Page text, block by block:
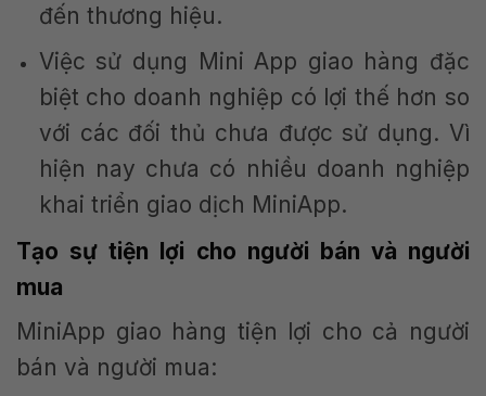
đến thương hiệu.
Việc sử dụng Mini App giao hàng đặc
biệt cho doanh nghiệp có lợi thế hơn so
với các đối thủ chưa được sử dụng. Vì
hiện nay chưa có nhiều doanh nghiệp
khai triển giao dịch MiniApp.
Tạo sự tiện lợi cho người bán và người
mua
MiniApp giao hàng tiện lợi cho cả người
bán và người mua: